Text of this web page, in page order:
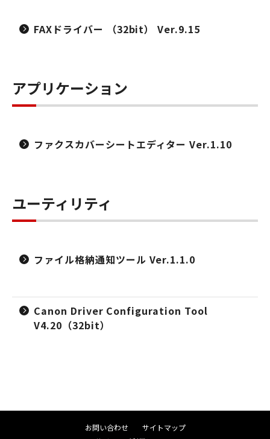
FAXドライバー （32bit） Ver.9.15
アプリケーション
ファクスカバーシートエディター Ver.1.10
ユーティリティ
ファイル格納通知ツール Ver.1.1.0
Canon Driver Configuration Tool
V4.20（32bit）
お問い合わせ
サイトマップ